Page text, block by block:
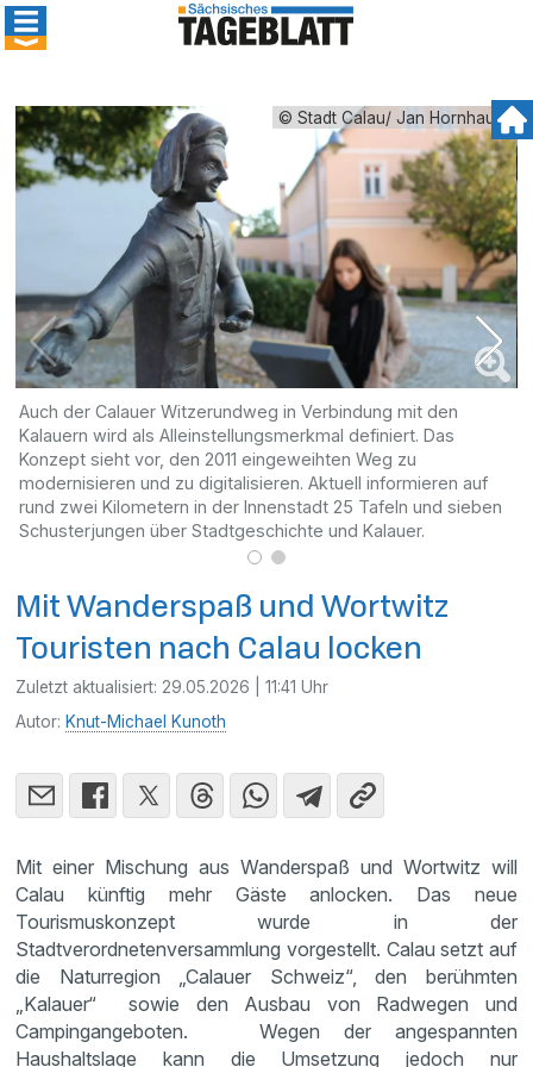
© Stadt Calau/ Jan Hornhauer
Auch der Calauer Witzerundweg in Verbindung mit den
Kalauern wird als Alleinstellungsmerkmal definiert. Das
Konzept sieht vor, den 2011 eingeweihten Weg zu
modernisieren und zu digitalisieren. Aktuell informieren auf
rund zwei Kilometern in der Innenstadt 25 Tafeln und sieben
Schusterjungen über Stadtgeschichte und Kalauer.
Mit Wanderspaß und Wortwitz
Touristen nach Calau locken
Zuletzt aktualisiert: 29.05.2026 | 11:41 Uhr
Autor: Knut-Michael Kunoth
Mit einer Mischung aus Wanderspaß und Wortwitz will
Calau künftig mehr Gäste anlocken. Das neue
Tourismuskonzept wurde in der
Stadtverordnetenversammlung vorgestellt. Calau setzt auf
die Naturregion „Calauer Schweiz“, den berühmten
„Kalauer“ sowie den Ausbau von Radwegen und
Campingangeboten. Wegen der angespannten
Haushaltslage kann die Umsetzung jedoch nur